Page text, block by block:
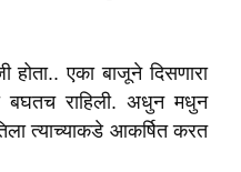
होता.. एका बाजूने दिसणारा
बघतच राहिली. अधुन मधुन
त्याच्याकडे आकर्षित करत